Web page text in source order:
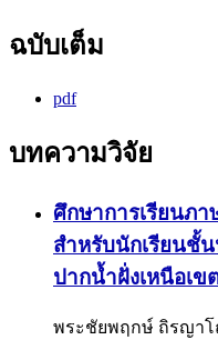
ฉบับเต็ม
pdf
บทความวิจัย
ศึกษาการเรียนภ
สำหรับนักเรียนชั้
ปากน้ำฝั่งเหนือเ
พระชัยพฤกษ์ ถิรญา